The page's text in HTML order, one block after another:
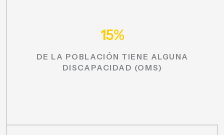
15%
DE LA POBLACIÓN TIENE ALGUNA
DISCAPACIDAD (OMS)